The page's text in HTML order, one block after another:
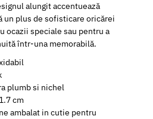
alungit accentuează
un plus de sofisticare oricărei
ocazii speciale sau pentru a
într-una memorabilă.
plumb si nichel
cm
ambalat in cutie pentru